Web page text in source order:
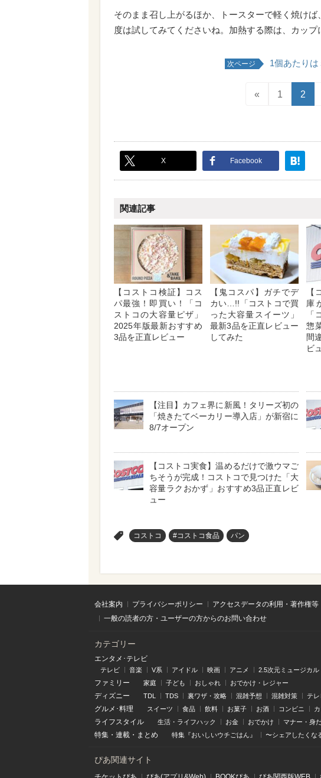
そのまま召し上がるほか、トースターで軽く焼け
度は試してみてくださいね。加熱する際は、カップ
次ページ 1個あたりは
« 1 2
X Facebook
関連記事
【コストコ検証】コス
パ最強！即買い！「コ
ストコの大容量ピザ」
2025年版最新おすすめ
3品を正直レビュー
【鬼コスパ】ガチでデ
カい…!!「コストコで買
った大容量スイーツ」
最新3品を正直レビュー
してみた
【
庫
「
惣
間
ビ
【注目】カフェ界に新風！タリーズ初の
「焼きたてベーカリー導入店」が新宿に
8/7オープン
【コストコ実食】温めるだけで激ウマご
ちそうが完成！コストコで見つけた「大
容量ラクおかず」おすすめ3品正直レビ
ュー
コストコ #コストコ食品 パン
会社案内 プライバシーポリシー アクセスデータの利用・著作権等
一般の読者の方・ユーザーの方からのお問い合わせ
カテゴリー
エンタメ･テレビ
テレビ 音楽 V系 アイドル 映画 アニメ 2.5次元ミュージカル
ファミリー 家庭 子ども おしゃれ おでかけ・レジャー
ディズニー TDL TDS 裏ワザ・攻略 混雑予想 混雑対策 テレ
グルメ･料理 スイーツ 食品 飲料 お菓子 お酒 コンビニ
ライフスタイル 生活・ライフハック お金 おでかけ マナー・身
特集 ・ 連載 ・ まとめ 特集『おいしいウチごはん』 〜シェアしたくな
ぴあ関連サイト